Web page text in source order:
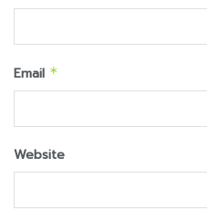
Email *
Website